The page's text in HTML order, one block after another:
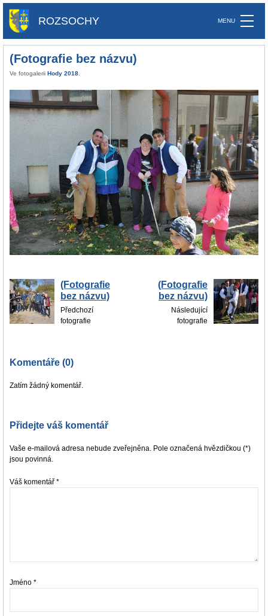
ROZSOCHY
(Fotografie bez názvu)
Ve fotogalerii Hody 2018
(Fotografie
bez názvu)
Předchozí
fotografie
(Fotografie
bez názvu)
Následující
fotografie
Komentáře (0)
Zatím žádný komentář.
Přidejte váš komentář
Vaše e-mailová adresa nebude zveřejněna. Pole označená hvězdičkou (*)
jsou povinná.
Váš komentář *
Jméno *